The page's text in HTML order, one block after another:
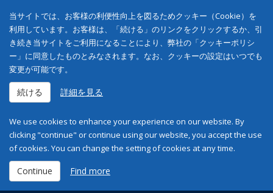
当サイトでは、お客様の利便性向上を図るためクッキー（Cookie）を
利用しています。お客様は、「続ける」のリンクをクリックするか、引
き続き当サイトをご利用になることにより、弊社の「クッキーポリシ
ー」に同意したものとみなされます。なお、クッキーの設定はいつでも
変更が可能です。
続ける 詳細を見る
We use cookies to enhance your experience on our website. By
clicking "continue" or continue using our website, you accept the use
of cookies. You can change the setting of cookies at any time.
Continue Find more